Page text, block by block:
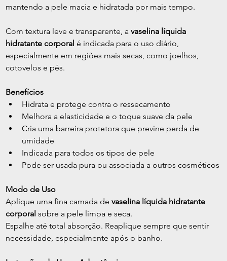
mantendo a pele macia e hidratada por mais tempo.
Com textura leve e transparente, a vaselina líquida
hidratante corporal é indicada para o uso diário,
especialmente em regiões mais secas, como joelhos,
cotovelos e pés.
Benefícios
Hidrata e protege contra o ressecamento
Melhora a elasticidade e o toque suave da pele
Cria uma barreira protetora que previne perda de
umidade
Indicada para todos os tipos de pele
Pode ser usada pura ou associada a outros cosméticos
Modo de Uso
Aplique uma fina camada de vaselina líquida hidratante
corporal sobre a pele limpa e seca.
Espalhe até total absorção. Reaplique sempre que sentir
necessidade, especialmente após o banho.